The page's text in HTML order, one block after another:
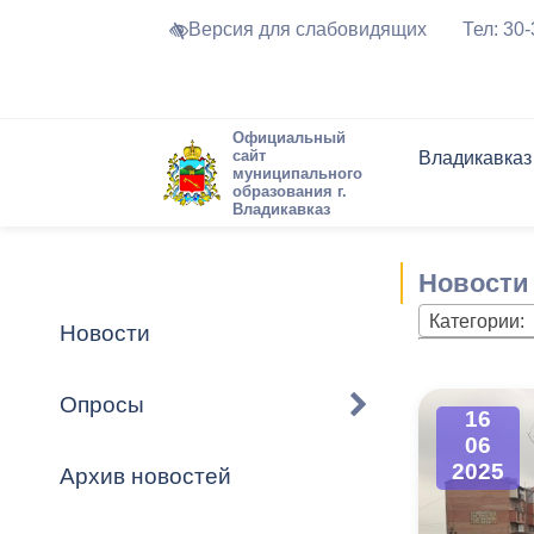
Версия для слабовидящих Тел:
Официальный
сайт
муниципального
образования г.
Владикавказ
Владикавказ
Устав города
Города-
городского
Торги и
Формы
Обратная
Комиссии
График
Новостная
Актуально
Новости
Опросы
Архив новостей
Новости
Категории:
16
06
2025